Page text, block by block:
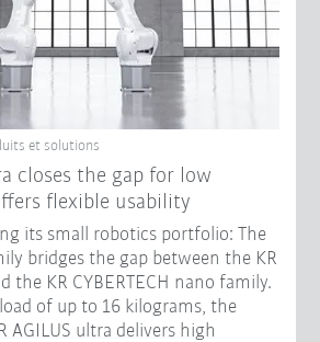
et solutions
closes the gap for low
flexible usability
its small robotics portfolio: The
bridges the gap between the KR
the KR CYBERTECH nano family.
of up to 16 kilograms, the
AGILUS ultra delivers high